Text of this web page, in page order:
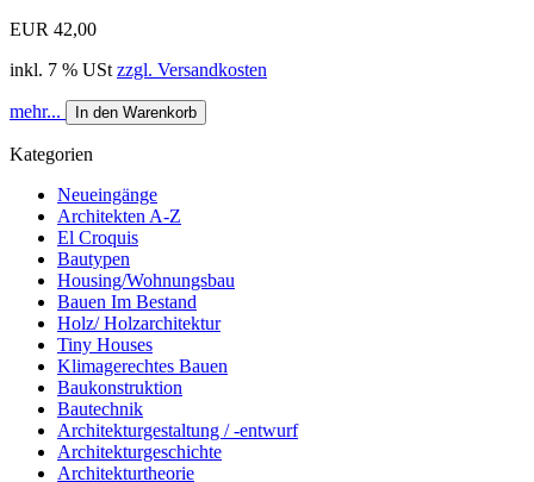
EUR 42,00
inkl. 7 % USt zzgl. Versandkosten
mehr... In den Warenkorb
Kategorien
Neueingänge
Architekten A-Z
El Croquis
Bautypen
Housing/Wohnungsbau
Bauen Im Bestand
Holz/ Holzarchitektur
Tiny Houses
Klimagerechtes Bauen
Baukonstruktion
Bautechnik
Architekturgestaltung / -entwurf
Architekturgeschichte
Architekturtheorie